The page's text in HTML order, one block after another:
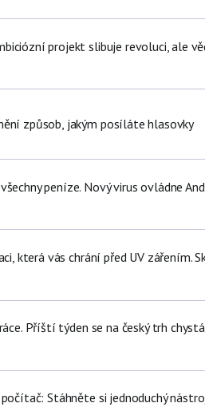
projekt slibuje revoluci, ale
způsob, jakým posíláte hlasovky
peníze. Nový virus ovládne
která vás chrání před UV zářením.
Příští týden se na český trh chystá
Stáhněte si jednoduchý